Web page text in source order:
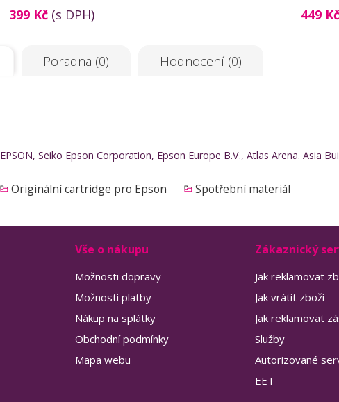
399 Kč(s DPH) 449 Kč
Poradna (0) Hodnocení (0)
EPSON, Seiko Epson Corporation, Epson Europe B.V., Atlas Arena.
Originální cartridge pro Epson Spotřební materiál
Vše o nákupu
Možnosti dopravy
Možnosti platby
Nákup na splátky
Obchodní podmínky
Mapa webu
Zákaznický
Jak reklamovat
Jak vrátit zboží
Jak reklamovat
Služby
Autorizované
EET